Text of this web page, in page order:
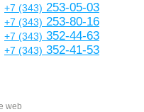
+7 (343) 253-05-03
+7 (343) 253-80-16
+7 (343) 352-44-63
+7 (343) 352-41-53
web